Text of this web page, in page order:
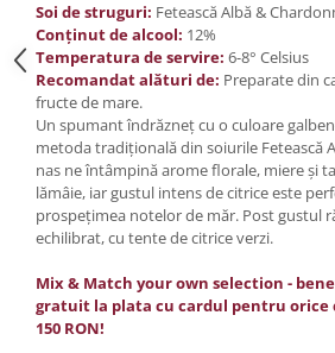
Soi de struguri: Fetească Albă &
Conținut de alcool: 12%
Temperatura de servire: 6-8° Celsius
Recomandat alături de: Preparate din
fructe de mare.
Un spumant îndrăzneț cu o culoare
metoda tradițională din soiurile Fetească
nas ne întâmpină arome florale, miere și
lămâie, iar gustul intens de citrice este
prospețimea notelor de măr. Post gustul
echilibrat, cu tente de citrice verzi.
Mix & Match your own selection -
gratuit la plata cu cardul pentru orice
150 RON!